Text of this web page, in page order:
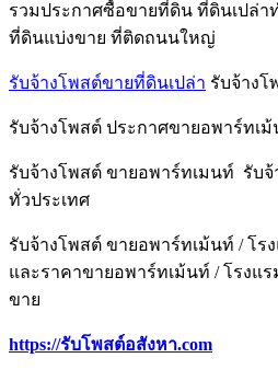
รวมประกาศซื้อขายที่ดิน ที่ดินเปล่า
ที่ดินแบ่งขาย ที่ติดถนนใหญ่
รับจ้างโพสต์ขายที่ดินเปล่า รับจ้างโ
รับจ้างโพสต์ ประกาศขายอพาร์ทเ
รับจ้างโพสต์ ขายอพาร์ทเมนท์ รับ
ทั่วประเทศ
รับจ้างโพสต์ ขายอพาร์ทเม้นท์ / โร
และราคาขายอพาร์ทเม้นท์ / โรงแ
ขาย
https://รับโพสต์อสังหา.com